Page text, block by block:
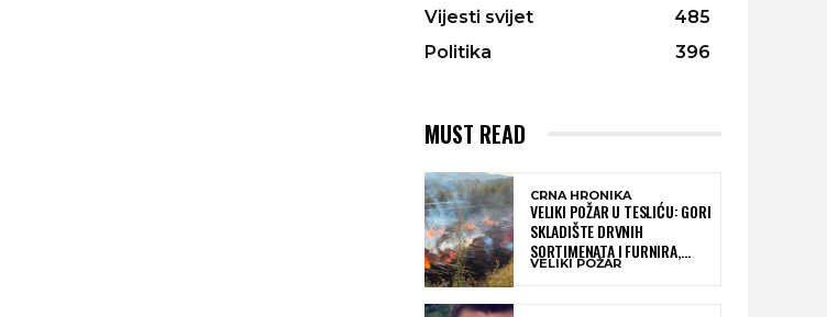
Vijesti svijet
485
Politika
396
MUST READ
CRNA HRONIKA
VELIKI POŽAR U TESLIĆU: GORI
SKLADIŠTE DRVNIH
SORTIMENATA I FURNIRA,
VATROGASCIMA STIŽE POMOĆ
VELIKI POŽAR